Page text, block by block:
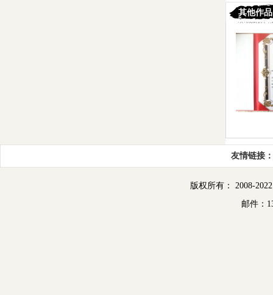
其他作品
友情链接：
版权所有： 2008-
邮件：